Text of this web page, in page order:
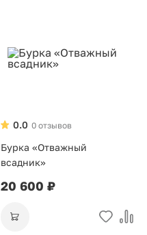
0 отзывов
0.0
Бурка «Отважный
всадник»
20 600 ₽